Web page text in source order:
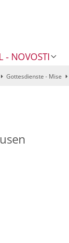
- NOVOSTI
Gottesdienste - Mise